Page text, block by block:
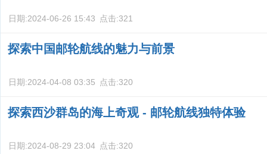
日期:2024-06-26 15:43 点击:321
探索中国邮轮航线的魅力与前景
日期:2024-04-08 03:35 点击:320
探索西沙群岛的海上奇观 - 邮轮航线独特体验
日期:2024-08-29 23:04 点击:320